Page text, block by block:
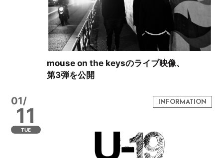
mouse on the keysのライブ映像、
第3弾を公開
01/
11
TUE